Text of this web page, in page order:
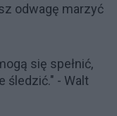
odwagę marzyć
się spełnić,
śledzić." - Walt